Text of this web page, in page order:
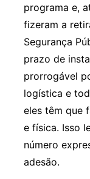
programa e,
fizeram a
Segurança
prazo de
prorrogável
logística e
eles têm que
e física. Isso
número
adesão.